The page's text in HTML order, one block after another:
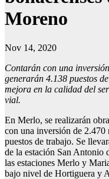
Moreno
Nov 14, 2020
Contarán con una
generarán 4.138 puestos
mejora en la calidad del
vial.
En Merlo, se realizarán
con una inversión de 2.470
puestos de trabajo. Se
de la estación San Antonio
las estaciones Merlo y
bajo nivel de Hortiguera y